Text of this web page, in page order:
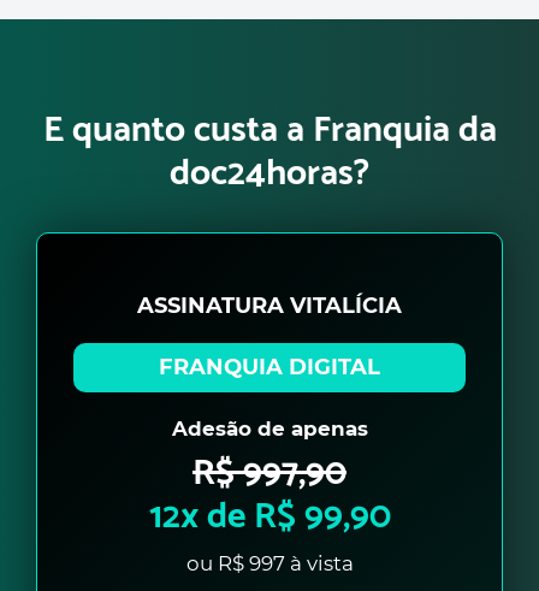
E quanto custa a Franquia da
doc24horas?
ASSINATURA VITALÍCIA
FRANQUIA DIGITAL
Adesão de apenas
R$ 997,90
12x de R$ 99,90
ou R$ 997 à vista